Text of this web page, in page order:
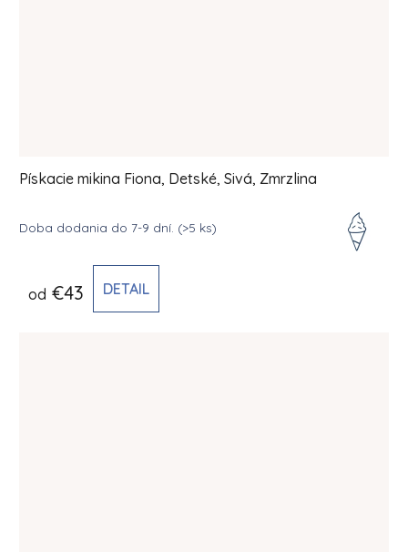
Pískacie mikina Fiona, Detské, Sivá, Zmrzlina
Doba dodania do 7-9 dní. (>5 ks)
od €43 DETAIL